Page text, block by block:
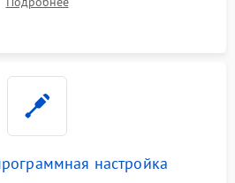
токоведущих дорожек и
настройка